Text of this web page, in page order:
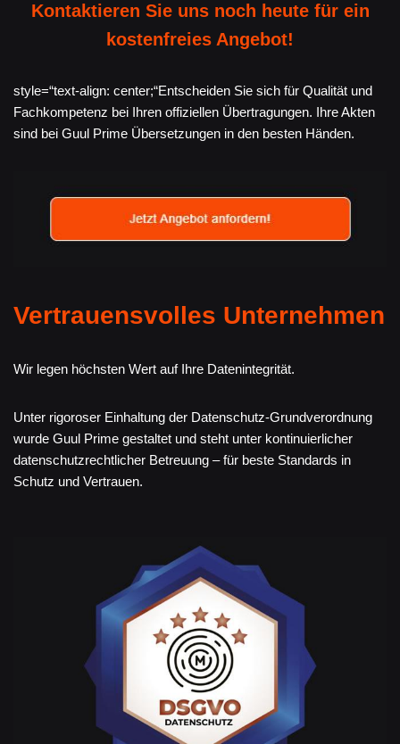
Kontaktieren Sie uns noch heute für ein
kostenfreies Angebot!
style=“text-align: center;“Entscheiden Sie sich für Qualität und
Fachkompetenz bei Ihren offiziellen Übertragungen. Ihre Akten
sind bei Guul Prime Übersetzungen in den besten Händen.
Vertrauensvolles Unternehmen
Wir legen höchsten Wert auf Ihre Datenintegrität.
Unter rigoroser Einhaltung der Datenschutz-Grundverordnung
wurde Guul Prime gestaltet und steht unter kontinuierlicher
datenschutzrechtlicher Betreuung – für beste Standards in
Schutz und Vertrauen.